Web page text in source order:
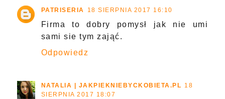
PATRISERIA 18 SIERPNIA 2017 16:10
Firma to dobry pomysł jak nie umi
sami sie tym zająć.
Odpowiedz
NATALIA | JAKPIEKNIEBYCKOBIETA.PL 18
SIERPNIA 2017 18:07